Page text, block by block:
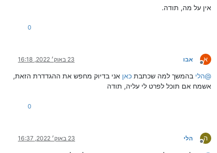
אין על מה, תודה.
0
א
מנותק
אבו 23 באוק׳ 2022, 16:18
@הלי בהמשך למה שכתבת כאן אני בדיוק מחפש את ההגדדרת הזאת,
אשמח אם תוכל לפרט לי עליה, תודה
0
ה
מנותק
הלי 23 באוק׳ 2022, 16:37